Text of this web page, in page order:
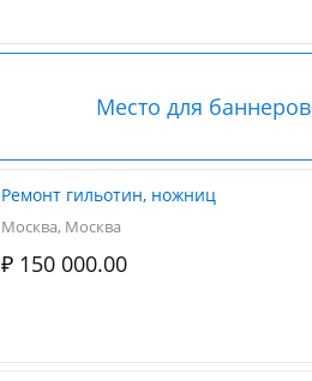
Место для баннеров
Ремонт гильотин, ножниц
Москва, Москва
₽ 150 000.00